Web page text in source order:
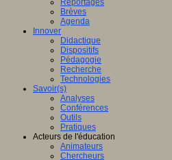
Reportages
Brèves
Agenda
Innover
Didactique
Dispositifs
Pédagogie
Recherche
Technologies
Savoir(s)
Analyses
Conférences
Outils
Pratiques
Acteurs de l'éducation
Animateurs
Chercheurs